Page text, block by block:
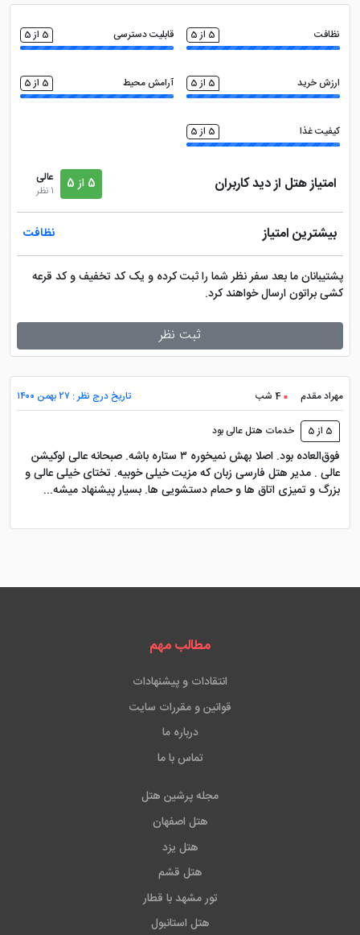
فروشگاه خدمات خشک شویی (لاندری)
نظافت 5 از 5 قابلیت دسترسی 5 از 5
ارزش خرید 5 از 5 آرامش محیط 5 از 5
کیفیت غذا 5 از 5
امتیاز هتل از دید کاربران 5 از 5
عالی
1 نظر
بیشترین امتیاز نظافت
پشتیبانان ما بعد سفر نظر شما را ثبت کرده و یک کد تخفیف و کد قرعه
کشی براتون ارسال خواهند کرد.
ثبت نظر
مهراد مقدم 4 شب تاریخ درج نظر : ۲۷ بهمن ۱۴۰۰
5 از 5 خدمات هتل عالی بود
فوق‌العاده بود. اصلا بهش نمیخوره ۳ ستاره باشه. صبحانه عالی لوکیشن
عالی . مدیر هتل فارسی زبان که مزیت خیلی خوبیه. تختای خیلی عالی و
بزرگ و تمیزی اتاق ها و حمام دستشویی ها. بسیار پیشنهاد میشه...
مطالب مهم
انتقادات و پیشنهادات
قوانین و مقررات سایت
درباره ما
تماس با ما
مجله پرشین هتل
هتل اصفهان
هتل یزد
هتل قشم
تور مشهد با قطار
هتل استانبول